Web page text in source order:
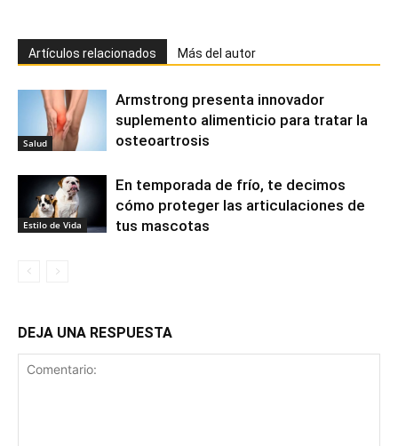
Artículos relacionados Más del autor
Salud
Armstrong presenta innovador
suplemento alimenticio para tratar la
osteoartrosis
Estilo de Vida
En temporada de frío, te decimos
cómo proteger las articulaciones de
tus mascotas
DEJA UNA RESPUESTA